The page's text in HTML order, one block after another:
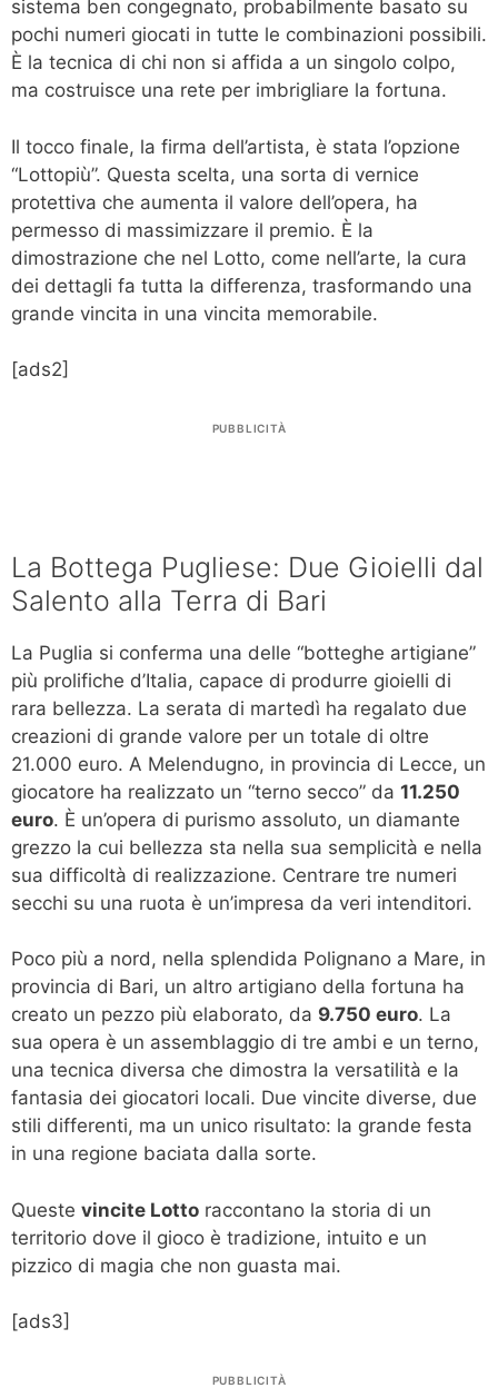
sistema ben congegnato, probabilmente basato su
pochi numeri giocati in tutte le combinazioni possibili.
È la tecnica di chi non si affida a un singolo colpo,
ma costruisce una rete per imbrigliare la fortuna.
Il tocco finale, la firma dell’artista, è stata l’opzione
“Lottopiù”. Questa scelta, una sorta di vernice
protettiva che aumenta il valore dell’opera, ha
permesso di massimizzare il premio. È la
dimostrazione che nel Lotto, come nell’arte, la cura
dei dettagli fa tutta la differenza, trasformando una
grande vincita in una vincita memorabile.
[ads2]
PUBBLICITÀ
La Bottega Pugliese: Due Gioielli dal
Salento alla Terra di Bari
La Puglia si conferma una delle “botteghe artigiane”
più prolifiche d’Italia, capace di produrre gioielli di
rara bellezza. La serata di martedì ha regalato due
creazioni di grande valore per un totale di oltre
21.000 euro. A Melendugno, in provincia di Lecce, un
giocatore ha realizzato un “terno secco” da 11.250
euro. È un’opera di purismo assoluto, un diamante
grezzo la cui bellezza sta nella sua semplicità e nella
sua difficoltà di realizzazione. Centrare tre numeri
secchi su una ruota è un’impresa da veri intenditori.
Poco più a nord, nella splendida Polignano a Mare, in
provincia di Bari, un altro artigiano della fortuna ha
creato un pezzo più elaborato, da 9.750 euro. La
sua opera è un assemblaggio di tre ambi e un terno,
una tecnica diversa che dimostra la versatilità e la
fantasia dei giocatori locali. Due vincite diverse, due
stili differenti, ma un unico risultato: la grande festa
in una regione baciata dalla sorte.
Queste vincite Lotto raccontano la storia di un
territorio dove il gioco è tradizione, intuito e un
pizzico di magia che non guasta mai.
[ads3]
PUBBLICITÀ